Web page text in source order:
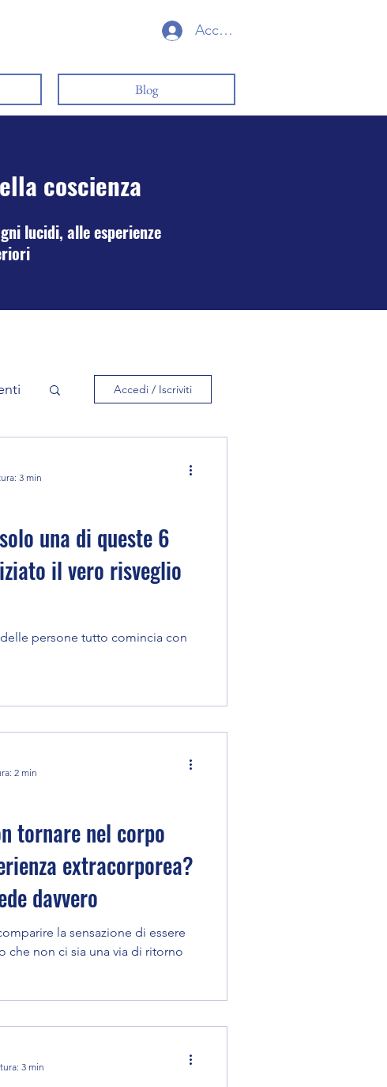
Accedi
Blog
coscienza
lucidi, alle esperienze
Accedi / Iscriviti
una di queste 6
il vero risveglio
persone tutto comincia con
3 min
tornare nel corpo
extracorporea?
davvero
la sensazione di essere
che non ci sia una via di ritorno
2 min
3 min